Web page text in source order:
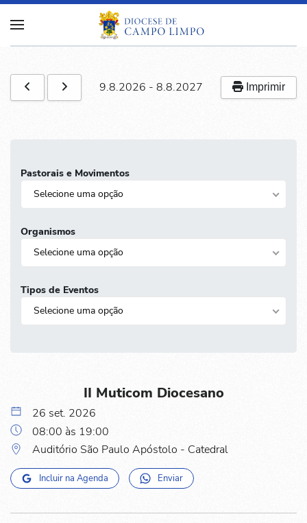
Skip to main content
9.8.2026 - 8.8.2027 Imprimir
Pastorais e Movimentos
Selecione uma opção
Organismos
Selecione uma opção
Tipos de Eventos
Selecione uma opção
II Muticom Diocesano
26 set. 2026
08:00 às 19:00
Auditório São Paulo Apóstolo - Catedral
Incluir na Agenda Enviar